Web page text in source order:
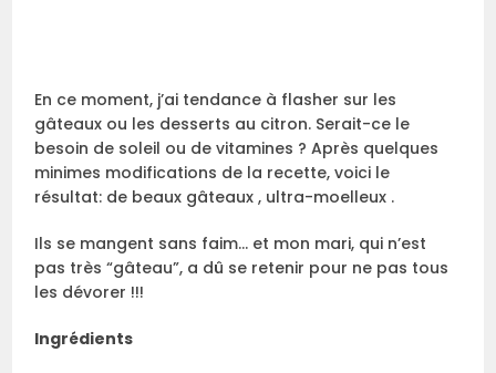
En ce moment, j’ai tendance à flasher sur les
gâteaux ou les desserts au citron. Serait-ce le
besoin de soleil ou de vitamines ? Après quelques
minimes modifications de la recette, voici le
résultat: de beaux gâteaux , ultra-moelleux .
Ils se mangent sans faim… et mon mari, qui n’est
pas très “gâteau”, a dû se retenir pour ne pas tous
les dévorer !!!
Ingrédients